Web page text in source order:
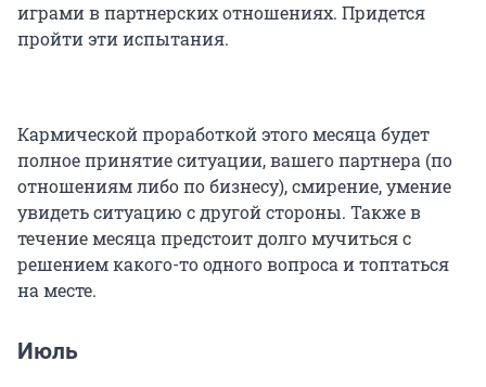
играми в партнерских отношениях. Придется
пройти эти испытания.
Кармической проработкой этого месяца будет
полное принятие ситуации, вашего партнера (по
отношениям либо по бизнесу), смирение, умение
увидеть ситуацию с другой стороны. Также в
течение месяца предстоит долго мучиться с
решением какого-то одного вопроса и топтаться
на месте.
Июль